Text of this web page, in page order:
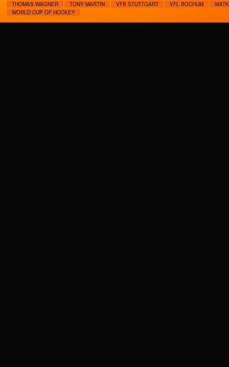
THOMAS WAGNER
TONY MARTIN VFB STUTTGART VFL BOCHUM
WORLD CUP OF HOCKEY